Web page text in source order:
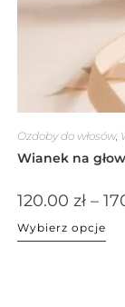
Ozdoby do włosów,
Wianek na
120.00 zł –
Wybierz opcje